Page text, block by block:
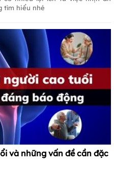
tìm hiểu nhé
và những vấn đề cần đặc